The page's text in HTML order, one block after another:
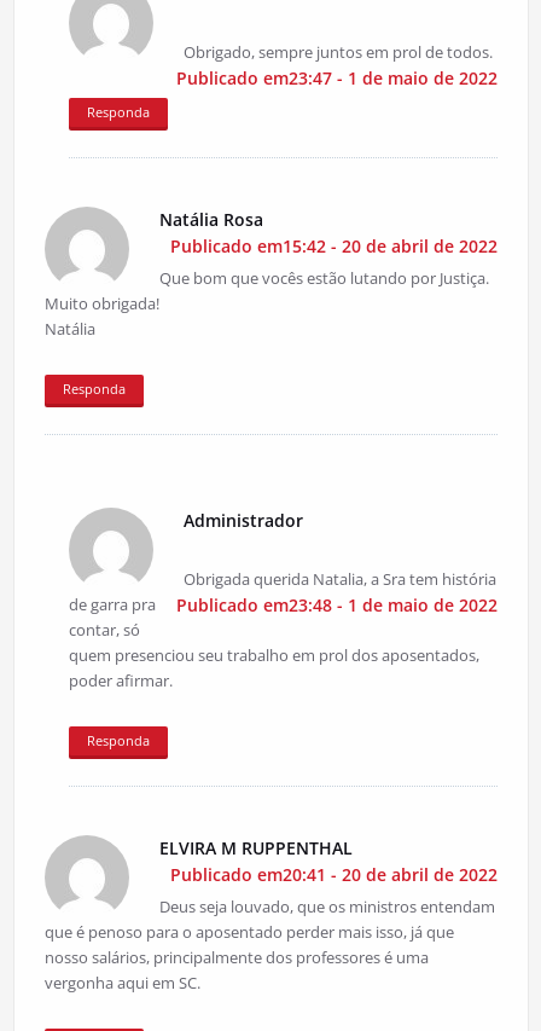
Publicado em23:47 - 1 de maio de 2022
Obrigado, sempre juntos em prol de todos.
Responda
Natália Rosa
Publicado em15:42 - 20 de abril de 2022
Que bom que vocês estão lutando por Justiça.
Muito obrigada!
Natália
Responda
Administrador
Publicado em23:48 - 1 de maio de 2022
Obrigada querida Natalia, a Sra tem história
de garra pra
contar, só
quem presenciou seu trabalho em prol dos aposentados,
poder afirmar.
Responda
ELVIRA M RUPPENTHAL
Publicado em20:41 - 20 de abril de 2022
Deus seja louvado, que os ministros entendam
que é penoso para o aposentado perder mais isso, já que
nosso salários, principalmente dos professores é uma
vergonha aqui em SC.